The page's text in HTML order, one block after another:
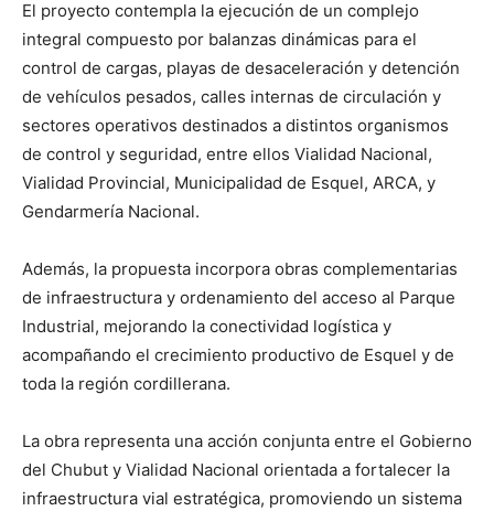
El proyecto contempla la ejecución de un complejo
integral compuesto por balanzas dinámicas para el
control de cargas, playas de desaceleración y detención
de vehículos pesados, calles internas de circulación y
sectores operativos destinados a distintos organismos
de control y seguridad, entre ellos Vialidad Nacional,
Vialidad Provincial, Municipalidad de Esquel, ARCA, y
Gendarmería Nacional.
Además, la propuesta incorpora obras complementarias
de infraestructura y ordenamiento del acceso al Parque
Industrial, mejorando la conectividad logística y
acompañando el crecimiento productivo de Esquel y de
toda la región cordillerana.
La obra representa una acción conjunta entre el Gobierno
del Chubut y Vialidad Nacional orientada a fortalecer la
infraestructura vial estratégica, promoviendo un sistema